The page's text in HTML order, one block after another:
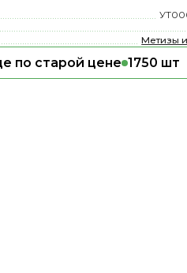
Метизы
по старой цене 1750 шт